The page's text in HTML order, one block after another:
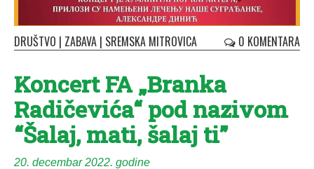
DRUŠTVO | ZABAVA | SREMSKA MITROVICA 0 KOMENTARA
Koncert FA „Branka
Radičevića“ pod nazivom
“Šalaj, mati, šalaj ti”
20. decembar 2022. godine